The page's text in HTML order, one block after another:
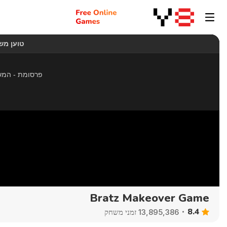
Bratz Makeover Game
8.4 13,895,386 זמני משחק